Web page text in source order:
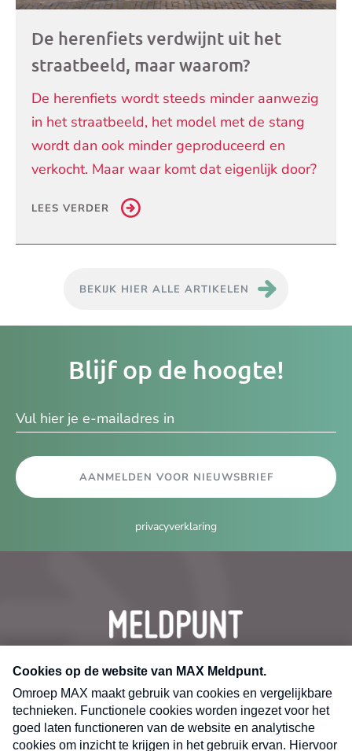
De herenfiets verdwijnt uit het
straatbeeld, maar waarom?
De herenfiets wordt steeds minder aanwezig
in het straatbeeld, het model met de stang
wordt dan ook minder geproduceerd en
verkocht. Maar waar komt dat eigenlijk door?
LEES VERDER
BEKIJK HIER ALLE ARTIKELEN
Blijf op de hoogte!
AANMELDEN VOOR NIEUWSBRIEF
privacyverklaring
CONTACT